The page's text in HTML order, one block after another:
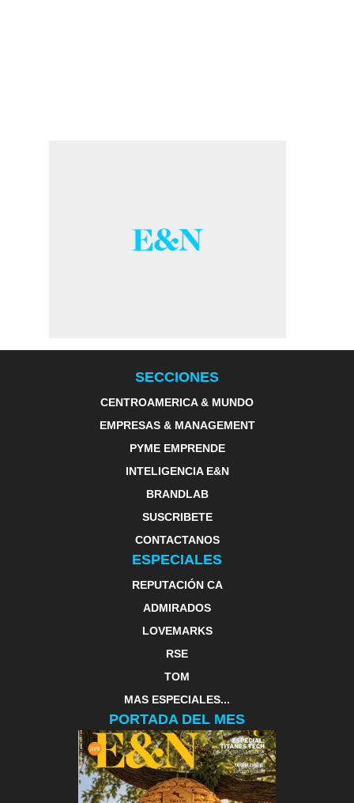
SECCIONES
CENTROAMERICA & MUNDO
EMPRESAS & MANAGEMENT
PYME EMPRENDE
INTELIGENCIA E&N
BRANDLAB
SUSCRIBETE
CONTACTANOS
ESPECIALES
REPUTACIÓN CA
ADMIRADOS
LOVEMARKS
RSE
TOM
MAS ESPECIALES...
PORTADA DEL MES